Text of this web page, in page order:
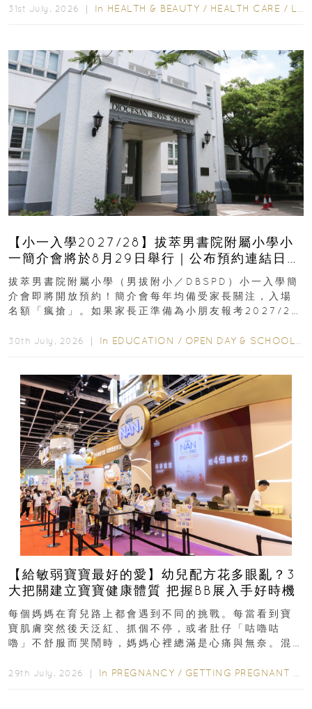
31st July, 2026 ｜ In HEALTH & BEAUTY / HEALTH CARE / LIFESTYLE
【小一入學2027/28】拔萃男書院附屬小學小
一簡介會將於8月29日舉行｜公布預約連結日期
｜更設有網上重溫
拔萃男書院附屬小學（男拔附小／DBSPD）小一入學簡
介會即將開放預約！簡介會每年均備受家長關注，入場
名額「瘋搶」。如果家長正準備為小朋友報考2027/28
30th July, 2026 ｜ In EDUCATION / OPEN DAY & SCHOOL EVENTS
【給敏弱寶寶最好的愛】幼兒配方花多眼亂？3
大把關建立寶寶健康體質 把握BB展入手好時機
每個媽媽在育兒路上都會遇到不同的挑戰。每當看到寶
寶肌膚突然後天泛紅、抓個不停，或者肚仔「咕嚕咕
嚕」不舒服而哭鬧時，媽媽心裡總滿是心痛與無奈。混
29th July, 2026 ｜ In PREGNANCY / GETTING PREGNANT